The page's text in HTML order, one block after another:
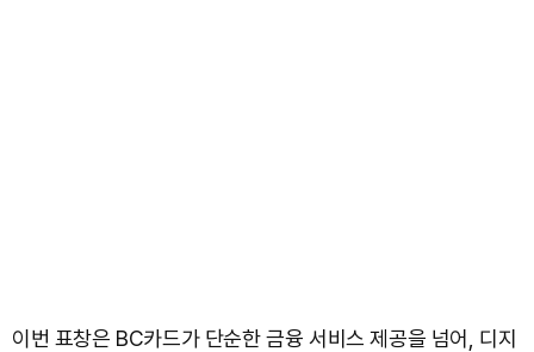
이번 표창은 BC카드가 단순한 금융 서비스 제공을 넘어, 디지